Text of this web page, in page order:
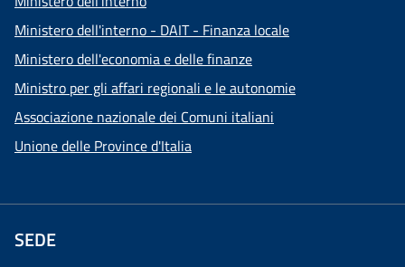
Ministero dell'interno - DAIT - Finanza locale
Ministero dell'economia e delle finanze
Ministro per gli affari regionali e le autonomie
Associazione nazionale dei Comuni italiani
Unione delle Province d'Italia
SEDE